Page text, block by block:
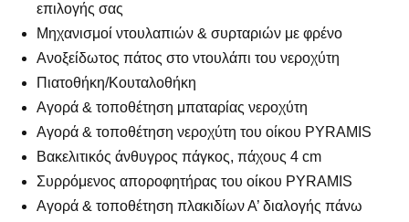
επιλογής σας
Μηχανισμοί ντουλαπιών & συρταριών με φρένο
Ανοξείδωτος πάτος στο ντουλάπι του νεροχύτη
Πιατοθήκη/Κουταλοθήκη
Αγορά & τοποθέτηση μπαταρίας νεροχύτη
Αγορά & τοποθέτηση νεροχύτη του οίκου PYRAMIS
Βακελιτικός άνθυγρος πάγκος, πάχους 4 cm
Συρρόμενος αποροφητήρας του οίκου PYRAMIS
Αγορά & τοποθέτηση πλακιδίων Α’ διαλογής πάνω